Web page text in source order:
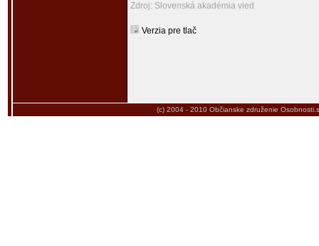
Zdroj: Slovenská akadémia vied
Verzia pre tlač
(c) 2004 - 2010 Občianske združenie